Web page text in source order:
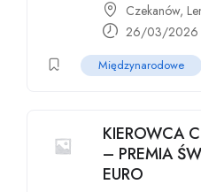
Czekanów,
26/03/2026
Międzynarodowe
KIEROWCA
– PREMIA
EURO